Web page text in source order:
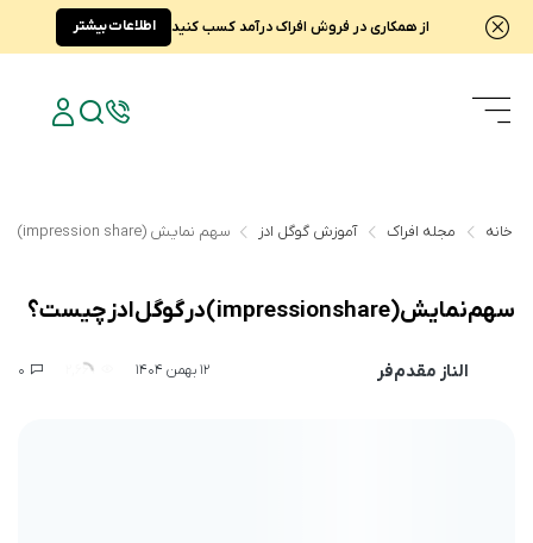
از همکاری در فروش افراک درآمد کسب کنید اطلاعات بیشتر
خانه مجله افراک آموزش گوگل ادز سهم نمایش (impression share) در گوگل ادز چیست؟
سهم نمایش (impression share) در گوگل ادز چیست؟
الناز مقدم‌فر 12 بهمن 1404